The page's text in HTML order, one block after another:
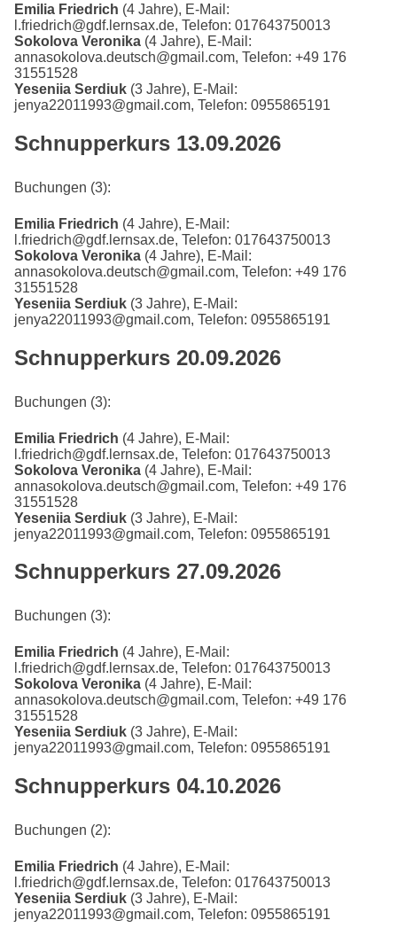
Emilia Friedrich (4 Jahre), E-Mail:
l.friedrich@gdf.lernsax.de, Telefon: 017643750013
Sokolova Veronika (4 Jahre), E-Mail:
annasokolova.deutsch@gmail.com, Telefon: +49 176
31551528
Yeseniia Serdiuk (3 Jahre), E-Mail:
jenya22011993@gmail.com, Telefon: 0955865191
Schnupperkurs 13.09.2026
Buchungen (3):
Emilia Friedrich (4 Jahre), E-Mail:
l.friedrich@gdf.lernsax.de, Telefon: 017643750013
Sokolova Veronika (4 Jahre), E-Mail:
annasokolova.deutsch@gmail.com, Telefon: +49 176
31551528
Yeseniia Serdiuk (3 Jahre), E-Mail:
jenya22011993@gmail.com, Telefon: 0955865191
Schnupperkurs 20.09.2026
Buchungen (3):
Emilia Friedrich (4 Jahre), E-Mail:
l.friedrich@gdf.lernsax.de, Telefon: 017643750013
Sokolova Veronika (4 Jahre), E-Mail:
annasokolova.deutsch@gmail.com, Telefon: +49 176
31551528
Yeseniia Serdiuk (3 Jahre), E-Mail:
jenya22011993@gmail.com, Telefon: 0955865191
Schnupperkurs 27.09.2026
Buchungen (3):
Emilia Friedrich (4 Jahre), E-Mail:
l.friedrich@gdf.lernsax.de, Telefon: 017643750013
Sokolova Veronika (4 Jahre), E-Mail:
annasokolova.deutsch@gmail.com, Telefon: +49 176
31551528
Yeseniia Serdiuk (3 Jahre), E-Mail:
jenya22011993@gmail.com, Telefon: 0955865191
Schnupperkurs 04.10.2026
Buchungen (2):
Emilia Friedrich (4 Jahre), E-Mail:
l.friedrich@gdf.lernsax.de, Telefon: 017643750013
Yeseniia Serdiuk (3 Jahre), E-Mail:
jenya22011993@gmail.com, Telefon: 0955865191